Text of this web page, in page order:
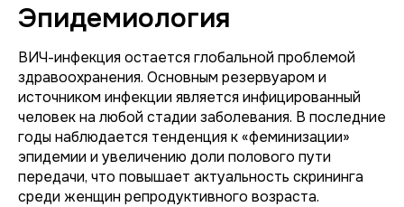
Эпидемиология
ВИЧ-инфекция остается глобальной проблемой
здравоохранения. Основным резервуаром и
источником инфекции является инфицированный
человек на любой стадии заболевания. В последние
годы наблюдается тенденция к «феминизации»
эпидемии и увеличению доли полового пути
передачи, что повышает актуальность скрининга
среди женщин репродуктивного возраста.